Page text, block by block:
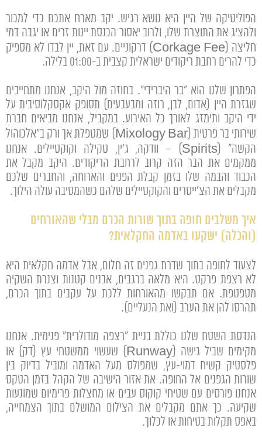
הפוליטיקה של היין היא נושא רגיש. יקב מארח אתכם כדי למכור
ולהציג את התוצרת שלו, ולרוב יאסור הכנסת יינות זרים או יגבה דמי
חליצה (Corkage Fee) דרקוניים. עם זאת, יין לבדו לא מספיק
כדי להרים רחבת ריקודים ישראלית קצבית ב-01:00 בלילה.
הפתרון שלנו הוא "בר היברידי". בחוזה מול היקב, אנחנו מתחייבים
שגזרת היין (אדום, לבן, רוזה ומבעבעים) תסופק אקסקלוסיבית על
ידי היקב ותימזג לאורך כל האירוע. במקביל, אנחנו מביאים חברת
שירותי בר פרטית (Mixology Bar) שמטפלת אך ורק ב"אלכוהול
הקשה" (Spirits) – וודקה, ג'ין, טקילה וקוקטיילים. אנחנו
ממקמים את הבר הזה קרוב לרחבת הריקודים. היקב מקבל את
הכבוד והבמה שלו בזמן קבלת הפנים והארוחה, והחברים שלכם
מקבלים את הצ'ייסרים והקוקטיילים שלהם כשהמסיבה עולה הילוך.
איך משלבים חופה בתוך שורות הכרם מבלי שהאורחים
(והכלה) ישקעו באדמה החקלאית?
לצעוד לחופה בתוך שדרת גפנים זה חלום, אבל אדמה חקלאית היא
לא רצפת פרקט. היא מלאה ברגבים, אבנים קטנות וצנרת השקיה
מטפטפת. אם תבקשו מהאורחות ללכת על עקבים בתוך הכרם,
תהרסו להן את הערב (ואת הנעליים).
הנדסת השטח שלנו כוללת בניית "רצפה מודולרית" פנימית. אנחנו
מקימים שביל גישה (Runway) שעשוי ממשטחי עץ (דק) או
פלסטיק קשיח דמוי-עץ, שמפולס מעל האדמה ומוביל בדיוק בין
שורות הגפנים אל החופה. את אזור הישיבה של הקהל בזמן הטקס
אנחנו פורסים עם שטיחי קוקוס עבים או מחצלות פרימיום שמונעות
שקיעה. כך אתם מקבלים את הצילום המושלם בתוך הצמחייה,
באפס תקלות בטיחות או לכלוך.